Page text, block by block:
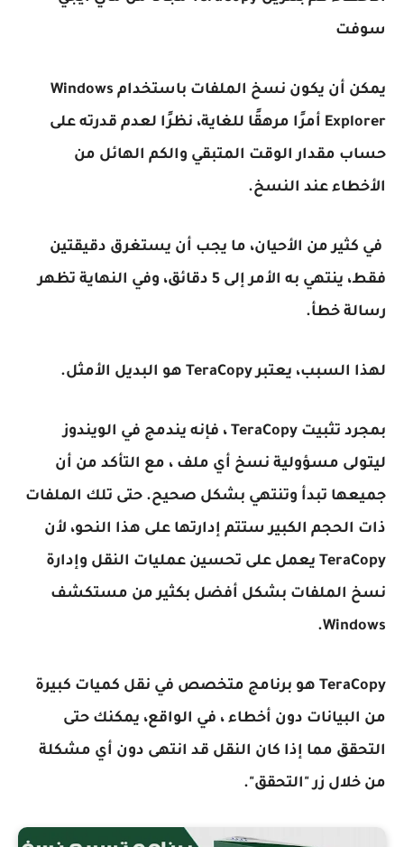
سوفت
يمكن أن يكون نسخ الملفات باستخدام Windows
Explorer أمرًا مرهقًا للغاية، نظرًا لعدم قدرته على
حساب مقدار الوقت المتبقي والكم الهائل من
الأخطاء عند النسخ.
في كثير من الأحيان، ما يجب أن يستغرق دقيقتين
فقط، ينتهي به الأمر إلى 5 دقائق، وفي النهاية تظهر
رسالة خطأ.
لهذا السبب، يعتبر TeraCopy هو البديل الأمثل.
بمجرد تثبيت TeraCopy ، فإنه يندمج في الويندوز
ليتولى مسؤولية نسخ أي ملف ، مع التأكد من أن
جميعها تبدأ وتنتهي بشكل صحيح. حتى تلك الملفات
ذات الحجم الكبير ستتم إدارتها على هذا النحو، لأن
TeraCopy يعمل على تحسين عمليات النقل وإدارة
نسخ الملفات بشكل أفضل بكثير من مستكشف
Windows.
TeraCopy هو برنامج متخصص في نقل كميات كبيرة
من البيانات دون أخطاء ، في الواقع، يمكنك حتى
التحقق مما إذا كان النقل قد انتهى دون أي مشكلة
من خلال زر "التحقق".